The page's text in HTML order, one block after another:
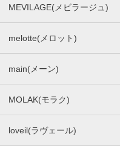
MEVILAGE(メビラージュ)
melotte(メロット)
main(メーン)
MOLAK(モラク)
loveil(ラヴェール)